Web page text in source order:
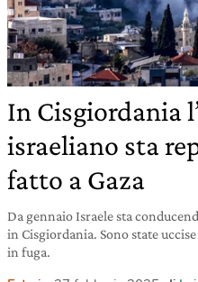
In Cisgiordania
israeliano sta
fatto a Gaza
Da gennaio Israele sta
in Cisgiordania. Sono state
in fuga.